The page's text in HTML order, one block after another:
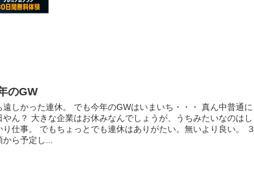
のGW
遠しかった連休。 でも今年のGWはいまいち・・・ 真ん中普通に
やん？ 大きな企業はお休みなんでしょうが、うちみたいなのはし
り仕事。 でもちょっとでも連休はありがたい。無いより良い。 ３
から予定し...